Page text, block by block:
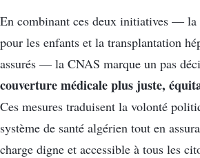
En combinant ces deux initiatives — la
pour les enfants et la transplantation
assurés — la CNAS marque un pas
couverture médicale plus juste,
Ces mesures traduisent la volonté
système de santé algérien tout en
charge digne et accessible à tous les